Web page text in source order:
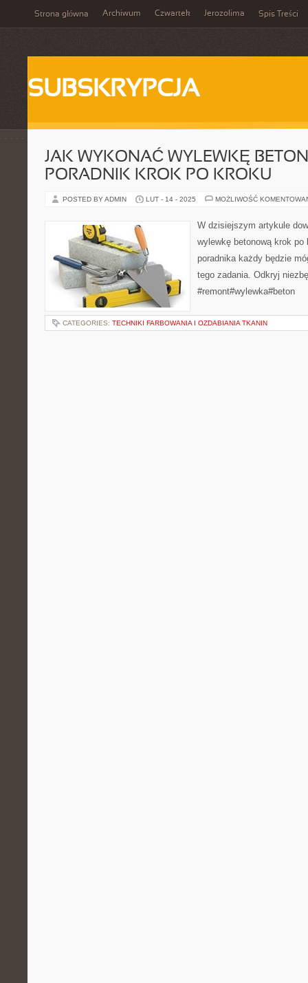
Strona główna Archiwum Czwartek Jerozolima Spis Treści
SUBSKRYPCJA
JAK WYKONAĆ WYLEWKĘ
PORADNIK KROK PO KROKU
POSTED BY ADMIN LUT - 14 - 2025 MOŻLIWOŚĆ
W dzisiejszym artykule
wylewkę betonową krok
poradnika każdy będzie
tego zadania. Odkryj
#remont#wylewka#beton
CATEGORIES: TECHNIKI FARBOWANIA I OZDABIANIA TKANIN